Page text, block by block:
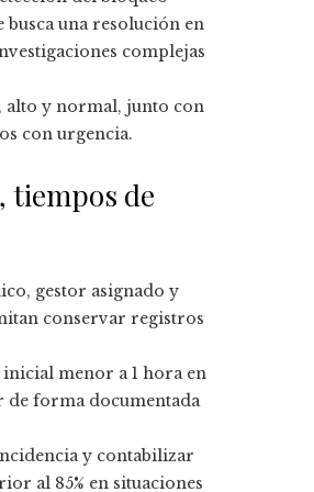
busca una resolución en
complejas
y normal, junto con
con urgencia.
tiempos de
gestor asignado y
conservar registros
menor a 1 hora en
de forma documentada
y contabilizar
al 85% en situaciones